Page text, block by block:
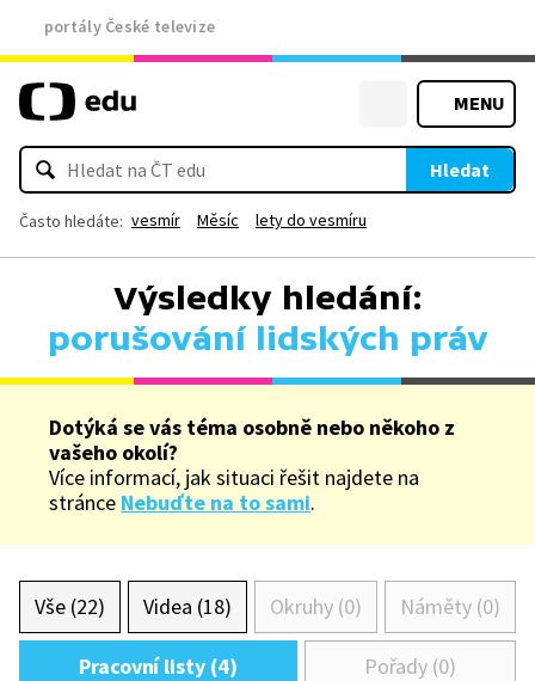
portály České televize
MENU
Hledat
Často hledáte: vesmír Měsíc lety do vesmíru
Výsledky hledání:
porušování lidských práv
Dotýká se vás téma osobně nebo někoho z
vašeho okolí?
Více informací, jak situaci řešit najdete na
stránce Nebuďte na to sami.
Vše (22) Videa (18) Okruhy (0) Náměty (0)
Pracovní listy (4) Pořady (0)